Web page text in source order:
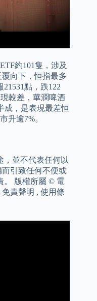
約101隻，涉及
向下，恒指最多
點，跌122
較差，華潤啤酒
成，是表現最差恒
升逾7%。
，並不代表任何以
而引致任何不便或
。 版權所屬 © 電
責聲明 , 使用條